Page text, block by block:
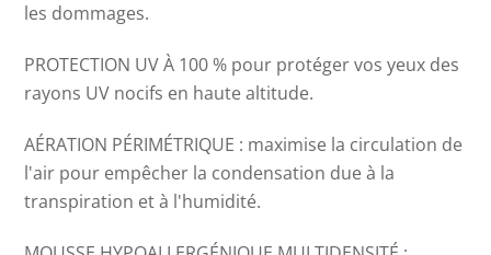
les dommages.
PROTECTION UV À 100 % pour protéger vos yeux des
rayons UV nocifs en haute altitude.
AÉRATION PÉRIMÉTRIQUE : maximise la circulation de
l'air pour empêcher la condensation due à la
transpiration et à l'humidité.